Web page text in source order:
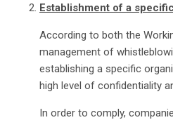
Establishment of a
According to both the
management of
establishing a specific
high level of confidentiality
In order to comply,